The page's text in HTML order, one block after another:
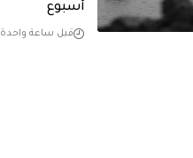
أسبوع
قبل ساعة واحدة